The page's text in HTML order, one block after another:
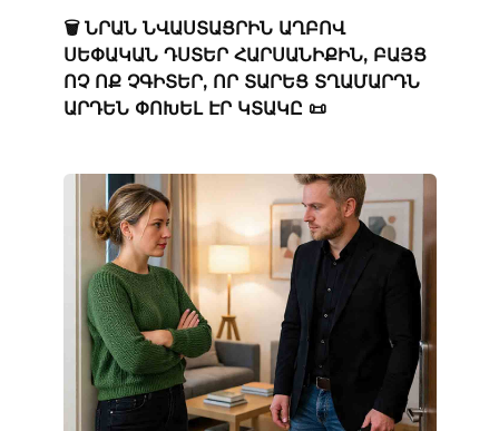
🗑️ ՆՐԱՆ ՆՎԱՍՏԱՑՐԻՆ ԱՂԲՈՎ
ՍԵՓԱԿԱՆ ԴՍՏԵՐ ՀԱՐՍԱՆԻՔԻՆ, ԲԱՅՑ
ՈՉ ՈՔ ՉԳԻՏԵՐ, ՈՐ ՏԱՐԵՑ ՏՂԱՄԱՐԴՆ
ԱՐԴԵՆ ՓՈԽԵԼ ԷՐ ԿՏԱԿԸ 📜